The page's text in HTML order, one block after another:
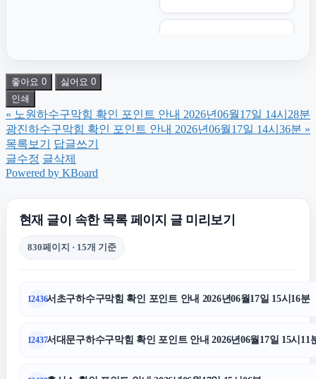
sns마케팅
서초구하수구막힘
트립닷컴할인코드
용인이혼변호사
좋아요 0 싫어요 0
인쇄
« 노원하수구막힘 확인 포인트 안내 2026년06월17일 14시28분
광진하수구막힘 확인 포인트 안내 2026년06월17일 14시36분 »
목록보기
답글쓰기
글수정 글삭제
Powered by KBoard
현재 글이 속한 목록 페이지 글 미리보기
830페이지 · 15개 기준
12436서초구하수구막힘 확인 포인트 안내 2026년06월17일 15시16분
12437서대문구하수구막힘 확인 포인트 안내 2026년06월17일 15시11